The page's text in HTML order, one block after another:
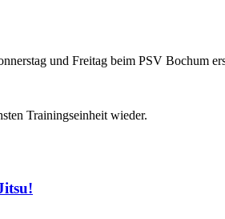
und Freitag beim PSV Bochum
Trainingseinheit wieder.